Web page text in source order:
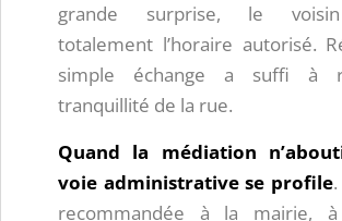
grande surprise, le
totalement l’horaire autorisé.
simple échange a suffi à
tranquillité de la rue.
Quand la médiation
voie administrative se profile
recommandée à la mairie,